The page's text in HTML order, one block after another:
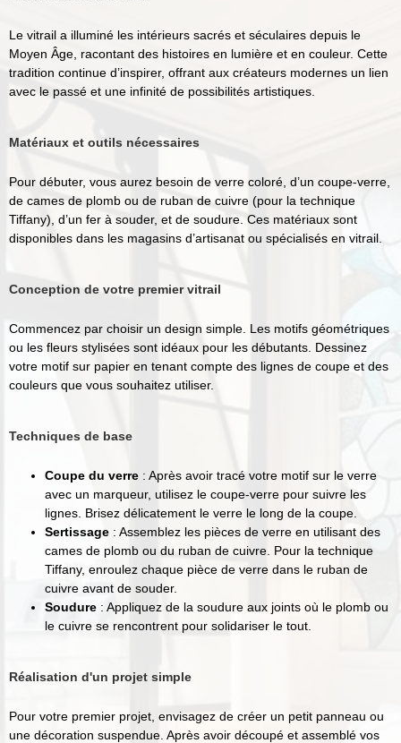
Le vitrail a illuminé les intérieurs sacrés et séculaires depuis le
Moyen Âge, racontant des histoires en lumière et en couleur. Cette
tradition continue d’inspirer, offrant aux créateurs modernes un lien
avec le passé et une infinité de possibilités artistiques.
Matériaux et outils nécessaires
Pour débuter, vous aurez besoin de verre coloré, d’un coupe-verre,
de cames de plomb ou de ruban de cuivre (pour la technique
Tiffany), d’un fer à souder, et de soudure. Ces matériaux sont
disponibles dans les magasins d’artisanat ou spécialisés en vitrail.
Conception de votre premier vitrail
Commencez par choisir un design simple. Les motifs géométriques
ou les fleurs stylisées sont idéaux pour les débutants. Dessinez
votre motif sur papier en tenant compte des lignes de coupe et des
couleurs que vous souhaitez utiliser.
Techniques de base
Coupe du verre : Après avoir tracé votre motif sur le verre
avec un marqueur, utilisez le coupe-verre pour suivre les
lignes. Brisez délicatement le verre le long de la coupe.
Sertissage : Assemblez les pièces de verre en utilisant des
cames de plomb ou du ruban de cuivre. Pour la technique
Tiffany, enroulez chaque pièce de verre dans le ruban de
cuivre avant de souder.
Soudure : Appliquez de la soudure aux joints où le plomb ou
le cuivre se rencontrent pour solidariser le tout.
Réalisation d'un projet simple
Pour votre premier projet, envisagez de créer un petit panneau ou
une décoration suspendue. Après avoir découpé et assemblé vos